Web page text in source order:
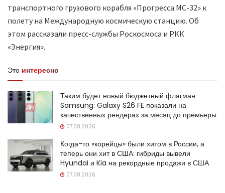
транспортного грузового корабля «Прогресса МС-32» к
полету на Международную космическую станцию. Об
этом рассказали пресс-службы Роскосмоса и РКК
«Энергия».
Это интересно
Таким будет новый бюджетный флагман
Samsung: Galaxy S26 FE показали на
качественных рендерах за месяц до премьеры
07.08.2026
Когда-то «корейцы» были хитом в России, а
теперь они хит в США: гибриды вывели
Hyundai и Kia на рекордные продажи в США
07.08.2026